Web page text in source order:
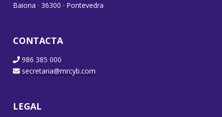
Baiona · 36300 · Pontevedra
CONTACTA
986 385 000
secretaria@mrcyb.com
LEGAL